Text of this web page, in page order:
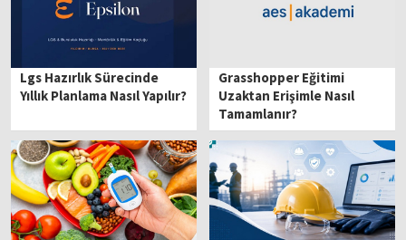
Lgs Hazırlık Sürecinde
Yıllık Planlama Nasıl Yapılır?
Grasshopper Eğitimi
Uzaktan Erişimle Nasıl
Tamamlanır?